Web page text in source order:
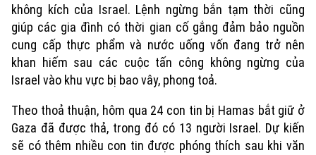
không kích của Israel. Lệnh ngừng bắn tạm thời cũng
giúp các gia đình có thời gian cố gắng đảm bảo nguồn
cung cấp thực phẩm và nước uống vốn đang trở nên
khan hiếm sau các cuộc tấn công không ngừng của
Israel vào khu vực bị bao vây, phong toả.
Theo thoả thuận, hôm qua 24 con tin bị Hamas bắt giữ ở
Gaza đã được thả, trong đó có 13 người Israel. Dự kiến
sẽ có thêm nhiều con tin được phóng thích sau khi văn